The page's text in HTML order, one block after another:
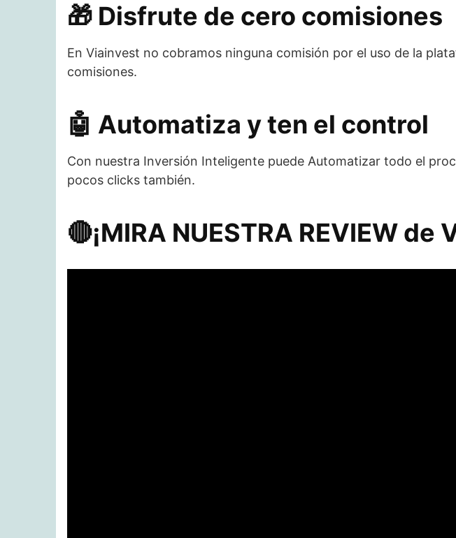
🎁​ Disfrute de cero comisiones
En Viainvest no cobramos ninguna comisión por el uso de la
comisiones.
🤖​ Automatiza y ten el control
Con nuestra Inversión Inteligente puede Automatizar todo el
pocos clicks también.
🔴​¡MIRA NUESTRA REVIEW de